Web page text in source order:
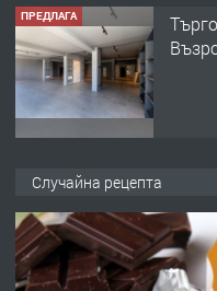
ПРЕДЛАГА
Случайна рецепта